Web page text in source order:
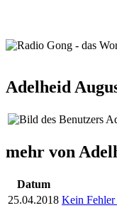
Adelheid
mehr von
Datum
25.04.2018 Kein Fehler